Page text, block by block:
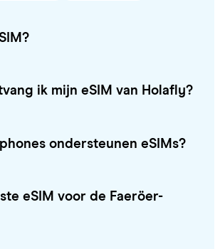
ik mijn eSIM van Holafly?
ondersteunen eSIMs?
eSIM voor de Faeröer-